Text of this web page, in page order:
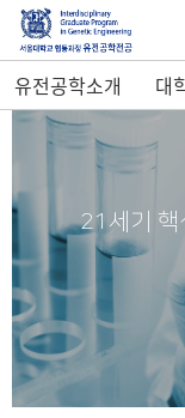
유전공학소개 대
21세기 핵